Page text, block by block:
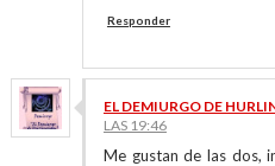
Responder
EL DEMIURGO DE
LAS 19:46
Me gustan de las dos,